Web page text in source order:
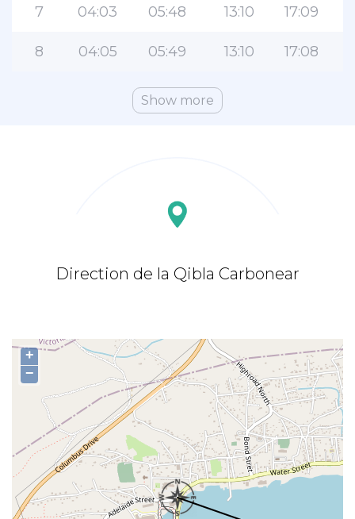
7 04:03 05:48 13:10 17:09
8 04:05 05:49 13:10 17:08
Show more
Direction de la Qibla Carbonear
+
−